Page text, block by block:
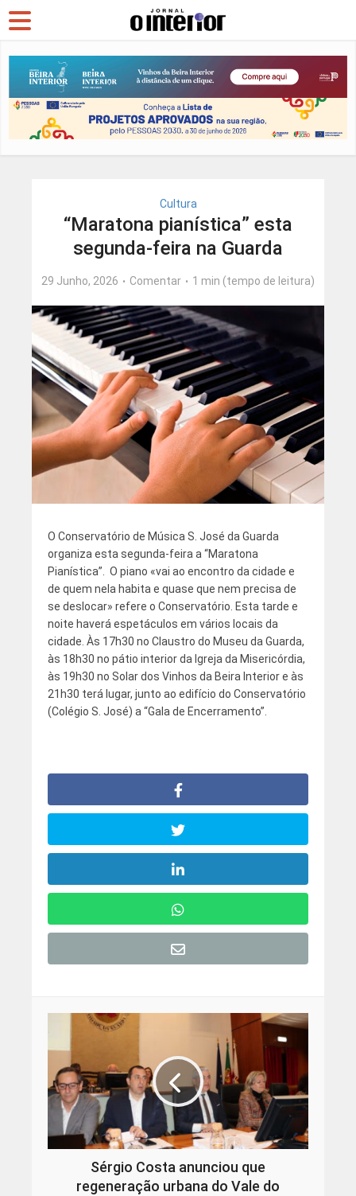
Cultura
“Maratona pianística” esta
segunda-feira na Guarda
29 Junho, 2026 Comentar 1 min (tempo de leitura)
O Conservatório de Música S. José da Guarda
organiza esta segunda-feira a “Maratona
Pianística”. O piano «vai ao encontro da cidade e
de quem nela habita e quase que nem precisa de
se deslocar» refere o Conservatório. Esta tarde e
noite haverá espetáculos em vários locais da
cidade. Às 17h30 no Claustro do Museu da Guarda,
às 18h30 no pátio interior da Igreja da Misericórdia,
às 19h30 no Solar dos Vinhos da Beira Interior e às
21h30 terá lugar, junto ao edifício do Conservatório
(Colégio S. José) a “Gala de Encerramento”.
Sérgio Costa anunciou que
regeneração urbana do Vale do